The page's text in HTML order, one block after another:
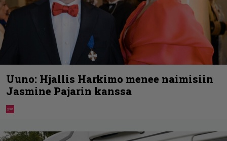
Uuno: Hjallis Harkimo menee naimisiin
Jasmine Pajarin kanssa